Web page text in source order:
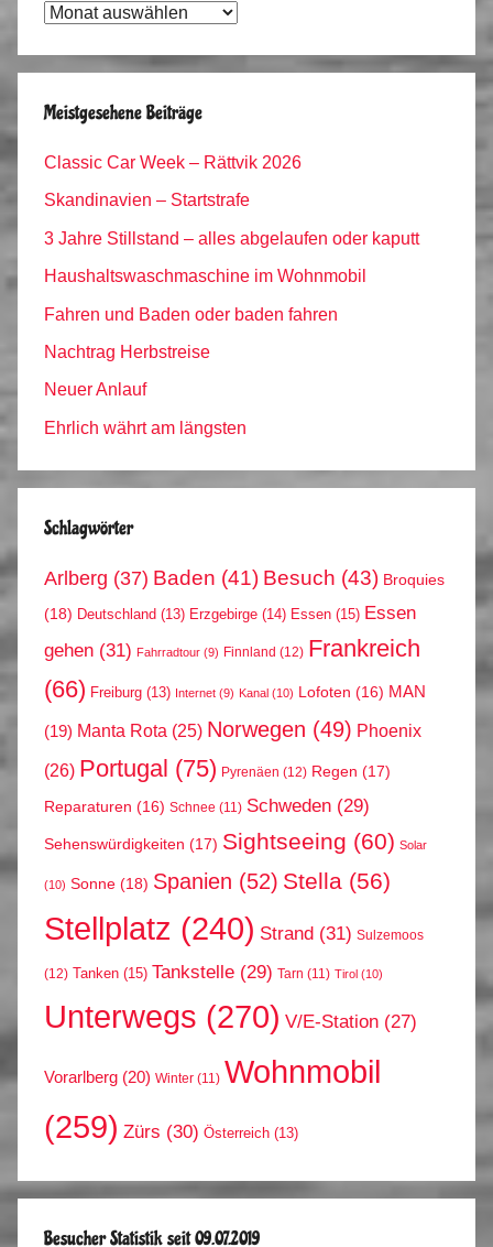
Tagebuch
Meistgesehene Beiträge
Classic Car Week – Rättvik 2026
Skandinavien – Startstrafe
3 Jahre Stillstand – alles abgelaufen oder kaputt
Haushaltswaschmaschine im Wohnmobil
Fahren und Baden oder baden fahren
Nachtrag Herbstreise
Neuer Anlauf
Ehrlich währt am längsten
Schlagwörter
Arlberg (37) Baden (41) Besuch (43) Broquies
(18) Deutschland (13) Erzgebirge (14) Essen (15) Essen
gehen (31) Fahrradtour (9) Finnland (12) Frankreich
(66) Freiburg (13) Internet (9) Kanal (10) Lofoten (16) MAN
(19) Manta Rota (25) Norwegen (49) Phoenix
(26) Portugal (75) Pyrenäen (12) Regen (17)
Reparaturen (16) Schnee (11) Schweden (29)
Sehenswürdigkeiten (17) Sightseeing (60) Solar
(10) Sonne (18) Spanien (52) Stella (56)
Stellplatz (240) Strand (31) Sulzemoos
(12) Tanken (15) Tankstelle (29) Tarn (11) Tirol (10)
Unterwegs (270) V/E-Station (27)
Vorarlberg (20) Winter (11) Wohnmobil
(259) Zürs (30) Österreich (13)
Besucher Statistik seit 09.07.2019